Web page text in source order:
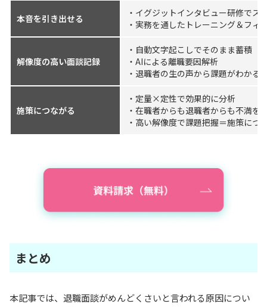
本音を引き出せる
・イグジットインタビュー研修でス
・実務を通したトレーニング＆フィ
解像度の高い面談記録
・自動文字起こしでそのまま蓄積
・AIによる離職要因解析
・退職者の生の声から課題がわかる
施策につながる
・定量×定性で効果的に分析
・在職者からも退職者からも不満を
・高い解像度で課題把握＝施策につ
まとめ
本記事では、退職面談がめんどくさいと言われる原因につい